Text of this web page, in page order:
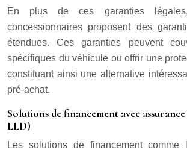
En plus de ces garanties
concessionnaires proposent des
étendues. Ces garanties peuvent
spécifiques du véhicule ou offrir une
constituant ainsi une alternative
pré-achat.
Solutions de financement avec
LLD)
Les solutions de financement comme